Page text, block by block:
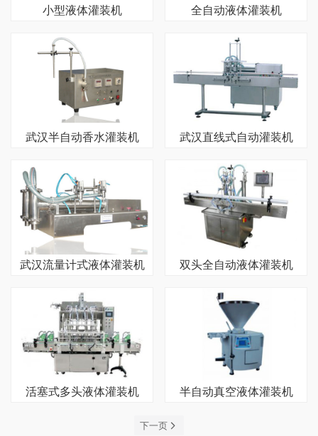
小型液体灌装机 全自动液体灌装机
武汉半自动香水灌装机 武汉直线式自动灌装机
武汉流量计式液体灌装机 双头全自动液体灌装机
活塞式多头液体灌装机 半自动真空液体灌装机
下一页